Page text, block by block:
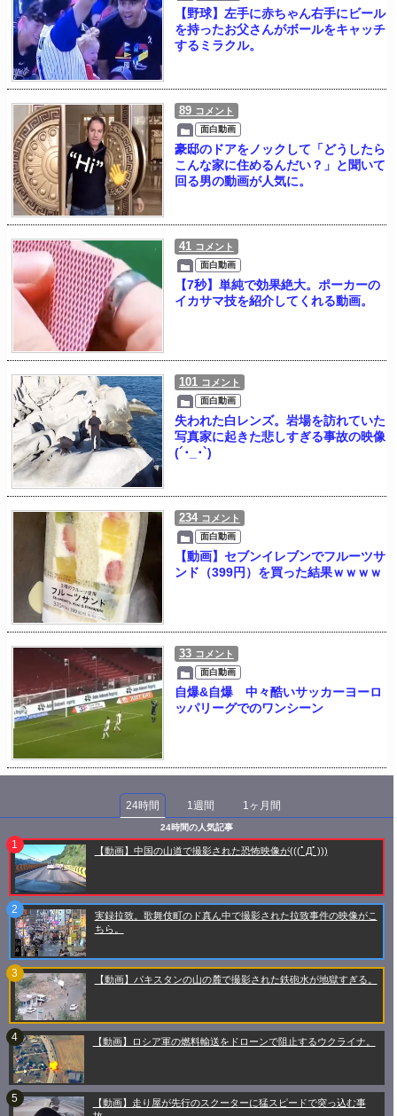
【野球】左手に赤ちゃん右手にビール
を持ったお父さんがボールをキャッチ
するミラクル。
89 コメント
面白動画
豪邸のドアをノックして「どうしたら
こんな家に住めるんだい？」と聞いて
回る男の動画が人気に。
41 コメント
面白動画
【7秒】単純で効果絶大。ポーカーの
イカサマ技を紹介してくれる動画。
101 コメント
面白動画
失われた白レンズ。岩場を訪れていた
写真家に起きた悲しすぎる事故の映像
(´･_･`)
234 コメント
面白動画
【動画】セブンイレブンでフルーツサ
ンド（399円）を買った結果ｗｗｗｗ
33 コメント
面白動画
自爆&自爆 中々酷いサッカーヨーロ
ッパリーグでのワンシーン
24時間 1週間 1ヶ月間
24時間の人気記事
【動画】中国の山道で撮影された恐怖映像が(((ﾟДﾟ)))
実録拉致。歌舞伎町のド真ん中で撮影された拉致事件の映像がこ
ちら。
【動画】パキスタンの山の麓で撮影された鉄砲水が地獄すぎる。
【動画】ロシア軍の燃料輸送をドローンで阻止するウクライナ。
【動画】走り屋が先行のスクーターに猛スピードで突っ込む事